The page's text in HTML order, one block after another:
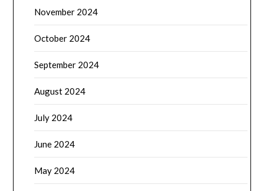
November 2024
October 2024
September 2024
August 2024
July 2024
June 2024
May 2024